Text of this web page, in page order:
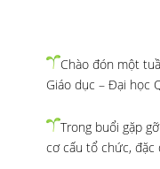
Chào đón một
Giáo dục – Đại học
Trong buổi gặp
cơ cấu tổ chức, đặc